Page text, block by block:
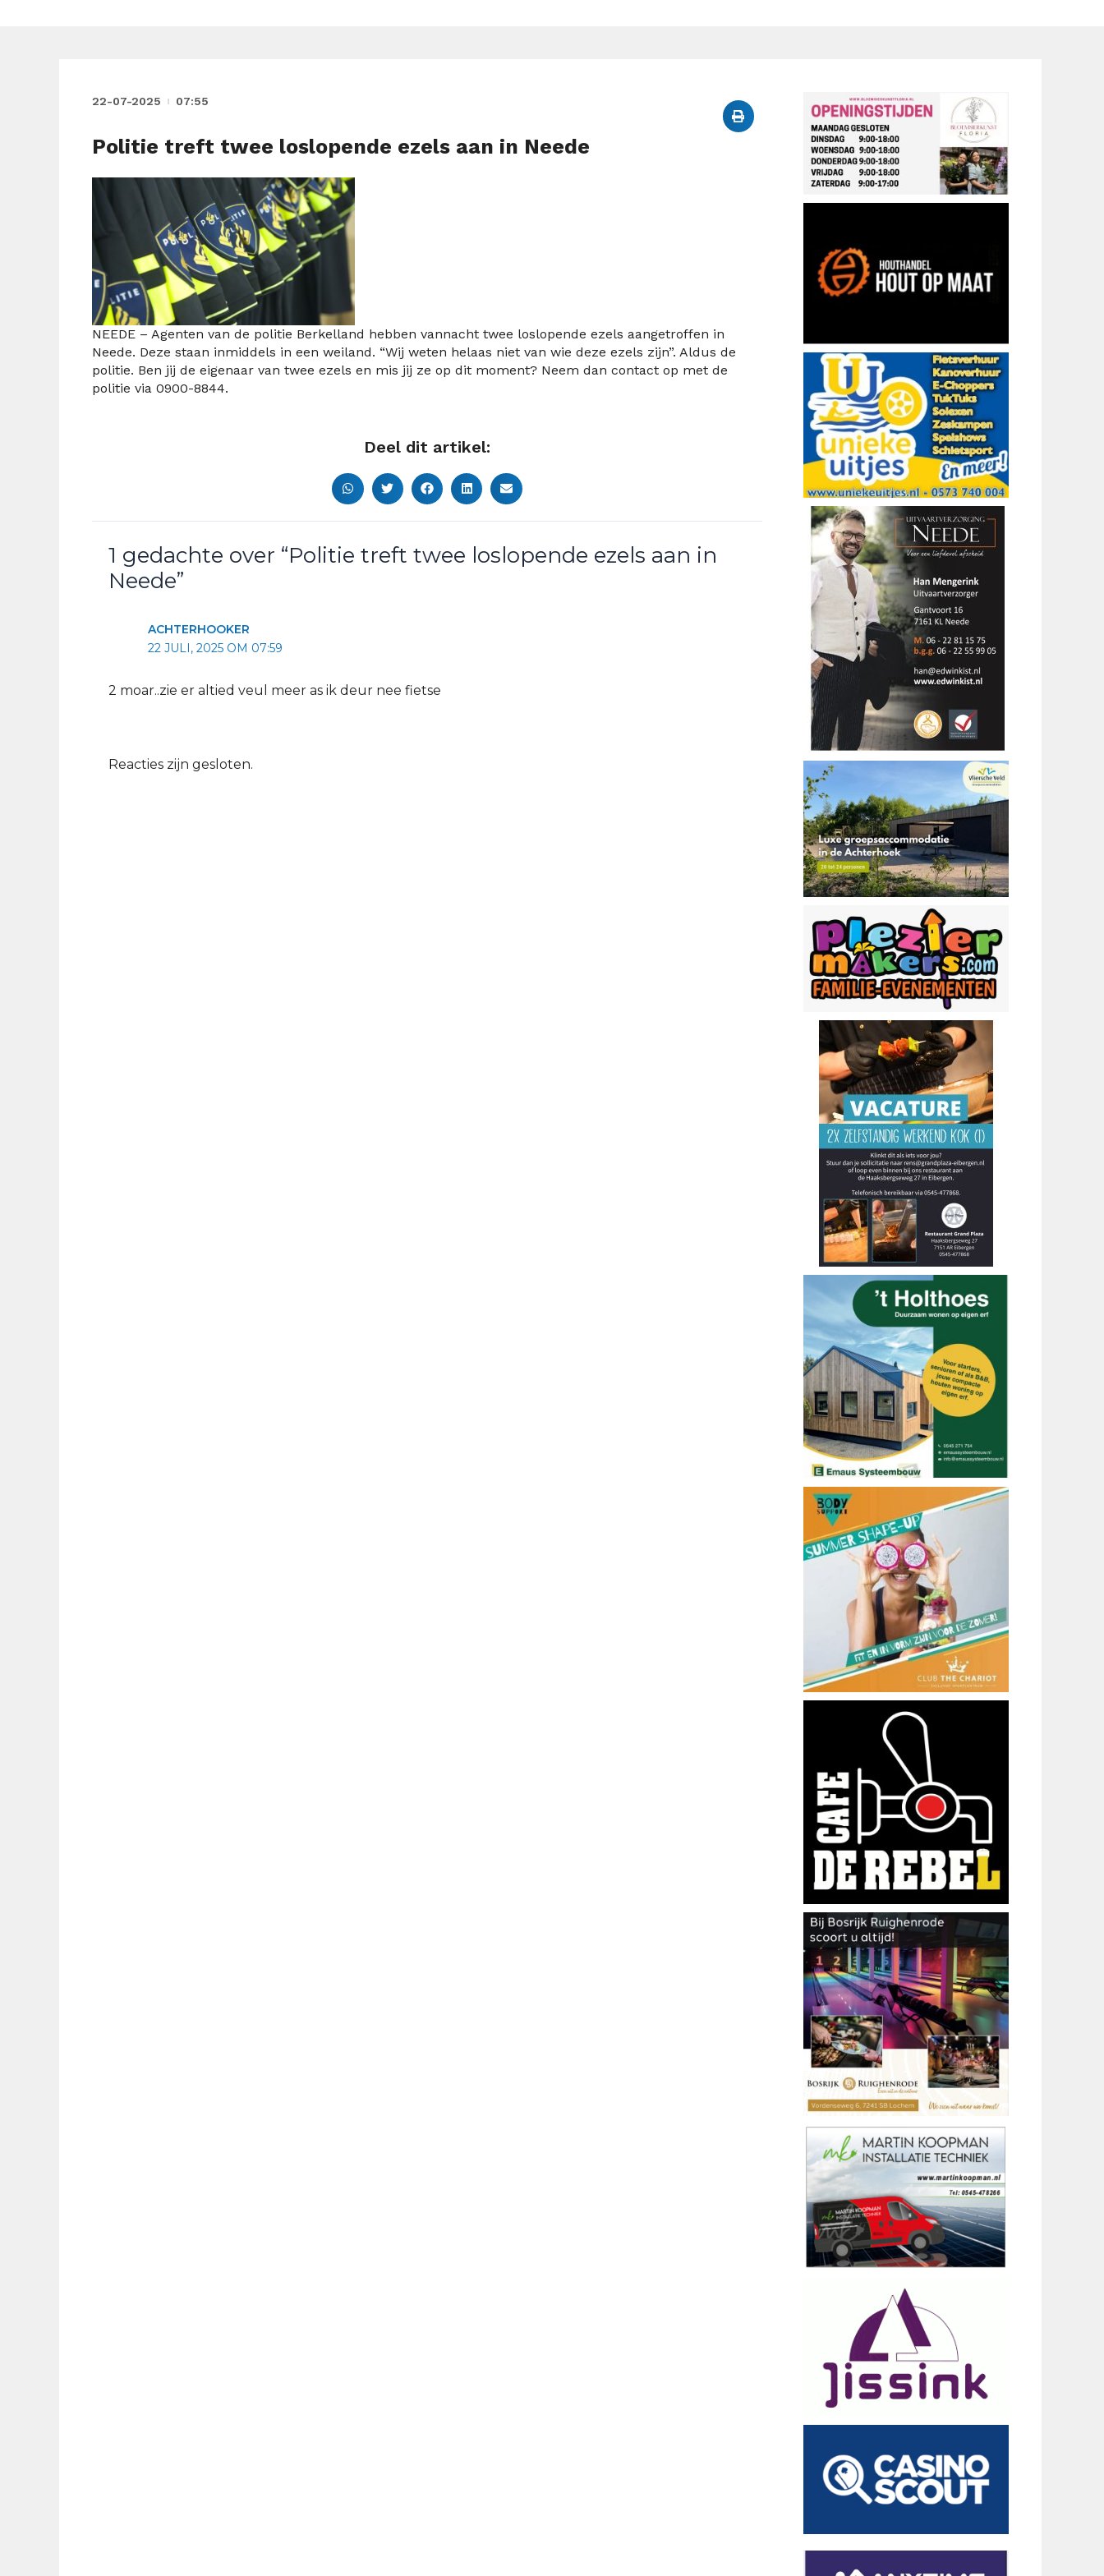
22-07-2025 07:55
Politie treft twee loslopende ezels aan in Neede
NEEDE – Agenten van de politie Berkelland hebben vannacht twee loslopende ezels aangetroffen in
Neede. Deze staan inmiddels in een weiland. “Wij weten helaas niet van wie deze ezels zijn”. Aldus de
politie. Ben jij de eigenaar van twee ezels en mis jij ze op dit moment? Neem dan contact op met de
politie via 0900-8844.
Deel dit artikel:
1 gedachte over “Politie treft twee loslopende ezels aan in
Neede”
ACHTERHOOKER
22 JULI, 2025 OM 07:59
2 moar..zie er altied veul meer as ik deur nee fietse
Reacties zijn gesloten.